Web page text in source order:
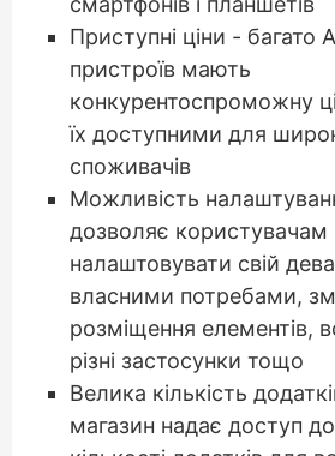
Приступні ціни - багато
пристроїв мають
конкурентоспроможну
їх доступними для
споживачів
Можливість
дозволяє користувачам
налаштовувати свій
власними потребами,
розміщення елементів,
різні застосунки тощо
Велика кількість
магазин надає доступ